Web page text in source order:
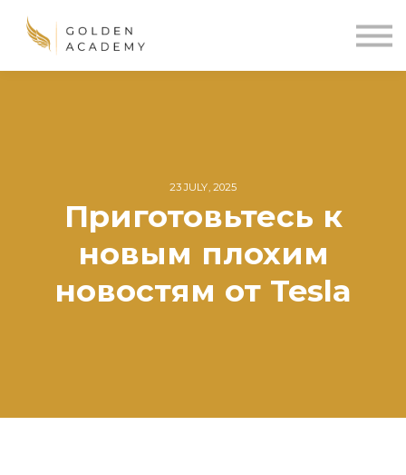
23 JULY, 2025
Приготовьтесь к
новым плохим
новостям от Tesla